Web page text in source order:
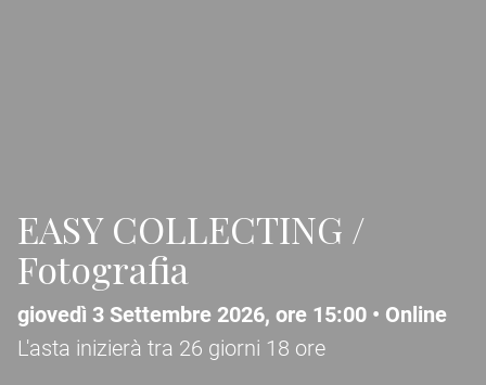
EASY COLLECTING /
Fotografia
giovedì 3 Settembre 2026, ore 15:00 • Online
L'asta inizierà tra 26 giorni 18 ore